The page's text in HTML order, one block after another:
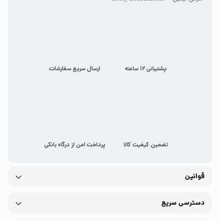
پشتیبانی 12 ساعته ارسال سریع سفارشات
تضمین کیفیت کالا پرداخت امن از درگاه بانکی
قوانین
دسترسی سریع